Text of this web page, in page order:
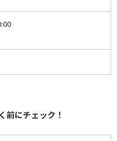
前にチェック！